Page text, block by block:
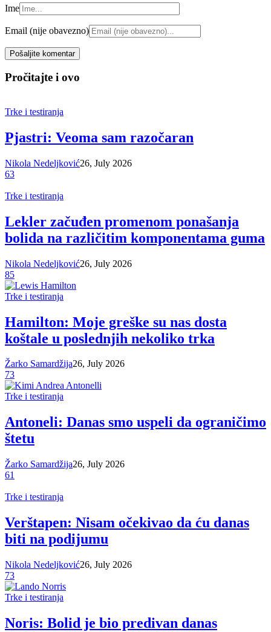
Ime
Email (nije obavezno)
Pročitajte i ovo
Trke i testiranja
Pjastri: Veoma sam razočaran
Nikola Nedeljković26, July 2026
63
Trke i testiranja
Lekler začuđen promenom ponašanja
bolida na različitim komponentama guma
Nikola Nedeljković26, July 2026
85
Trke i testiranja
Hamilton: Moje greške su nas dosta
koštale u poslednjih nekoliko trka
Žarko Samardžija26, July 2026
73
Trke i testiranja
Antoneli: Danas smo uspeli da ograničimo
štetu
Žarko Samardžija26, July 2026
61
Trke i testiranja
Verštapen: Nisam očekivao da ću danas
biti na podijumu
Nikola Nedeljković26, July 2026
73
Trke i testiranja
Noris: Bolid je bio predivan danas